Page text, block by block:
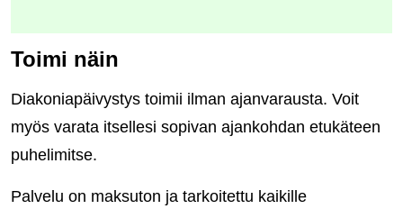
Toimi näin
Diakoniapäivystys toimii ilman ajanvarausta. Voit
myös varata itsellesi sopivan ajankohdan etukäteen
puhelimitse.
Palvelu on maksuton ja tarkoitettu kaikille